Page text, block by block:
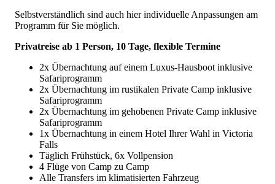
Selbstverständlich sind auch hier individuelle Anpassungen am
Programm für Sie möglich.
Privatreise ab 1 Person, 10 Tage, flexible Termine
2x Übernachtung auf einem Luxus-Hausboot inklusive
Safariprogramm
2x Übernachtung im rustikalen Private Camp inklusive
Safariprogramm
2x Übernachtung im gehobenen Private Camp inklusive
Safariprogramm
1x Übernachtung in einem Hotel Ihrer Wahl in Victoria
Falls
Täglich Frühstück, 6x Vollpension
4 Flüge von Camp zu Camp
Alle Transfers im klimatisierten Fahrzeug